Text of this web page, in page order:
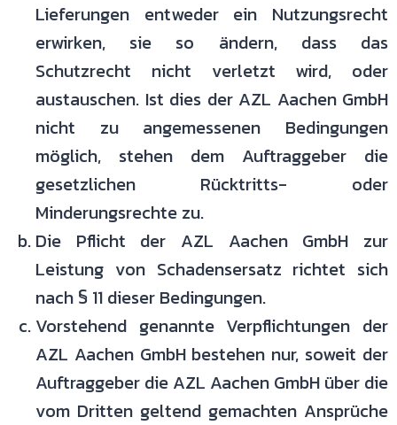
Lieferungen entweder ein Nutzungsrecht
erwirken, sie so ändern, dass das
Schutzrecht nicht verletzt wird, oder
austauschen. Ist dies der AZL Aachen GmbH
nicht zu angemessenen Bedingungen
möglich, stehen dem Auftraggeber die
gesetzlichen Rücktritts- oder
Minderungsrechte zu.
Die Pflicht der AZL Aachen GmbH zur
Leistung von Schadensersatz richtet sich
nach § 11 dieser Bedingungen.
Vorstehend genannte Verpflichtungen der
AZL Aachen GmbH bestehen nur, soweit der
Auftraggeber die AZL Aachen GmbH über die
vom Dritten geltend gemachten Ansprüche